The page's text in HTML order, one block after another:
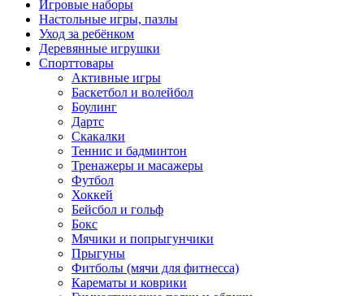
Игровые наборы
Настольные игры, пазлы
Уход за ребёнком
Деревянные игрушки
Спорттовары
Активные игры
Баскетбол и волейбол
Боулинг
Дартс
Скакалки
Теннис и бадминтон
Тренажеры и масажеры
Футбол
Хоккей
Бейсбол и гольф
Бокс
Мячики и попрыгунчики
Прыгуны
Фитболы (мячи для фитнесса)
Карематы и коврики